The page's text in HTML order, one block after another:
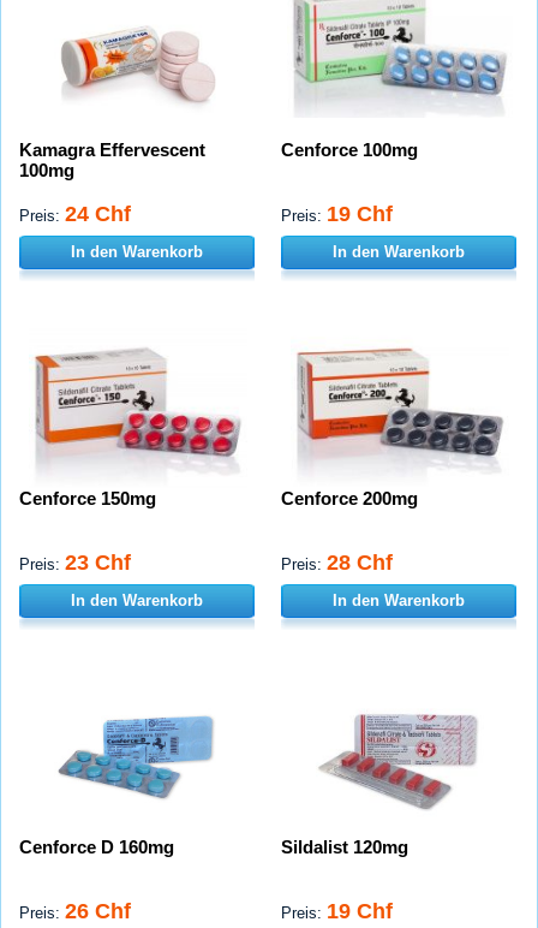
Kamagra Effervescent
100mg
Preis: 24 Chf
In den Warenkorb
Cenforce 100mg
Preis: 19 Chf
In den Warenkorb
Cenforce 150mg
Preis: 23 Chf
In den Warenkorb
Cenforce 200mg
Preis: 28 Chf
In den Warenkorb
Cenforce D 160mg
Preis: 26 Chf
Sildalist 120mg
Preis: 19 Chf